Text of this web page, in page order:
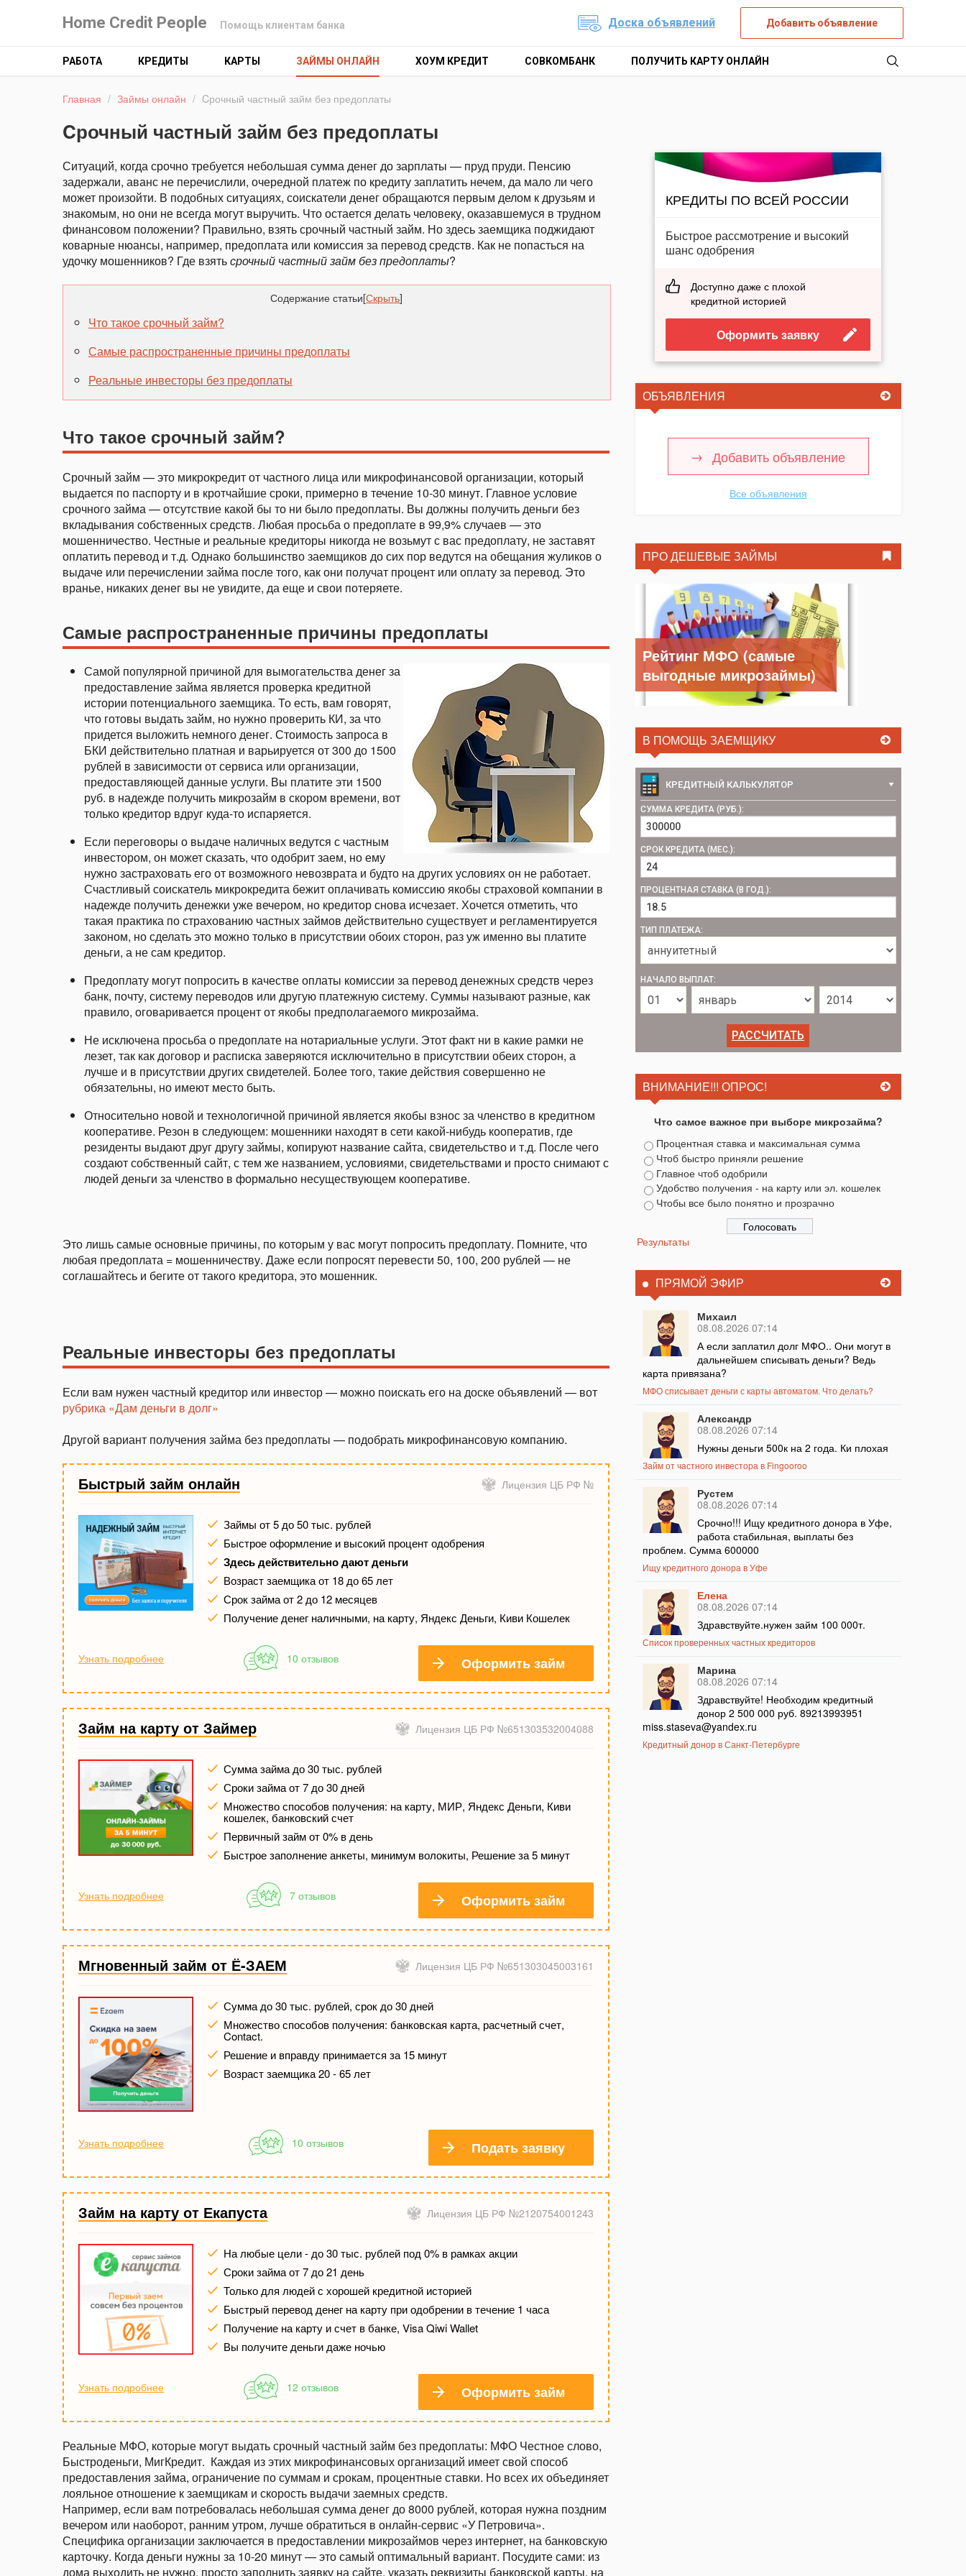
Home Credit People Помощь клиентам банка Доска объявлений Добавить объявление
РАБОТА КРЕДИТЫ КАРТЫ ЗАЙМЫ ОНЛАЙН ХОУМ КРЕДИТ СОВКОМБАНК ПОЛУЧИТЬ КАРТУ ОНЛАЙН
Главная / Займы онлайн / Cрочный частный займ без предоплаты
Cрочный частный займ без предоплаты
Ситуаций, когда срочно требуется небольшая сумма денег до зарплаты — пруд пруди. Пенсию
задержали, аванс не перечислили, очередной платеж по кредиту заплатить нечем, да мало ли чего
может произойти. В подобных ситуациях, соискатели денег обращаются первым делом к друзьям и
знакомым, но они не всегда могут выручить. Что остается делать человеку, оказавшемуся в трудном
финансовом положении? Правильно, взять срочный частный займ. Но здесь заемщика поджидают
коварные нюансы, например, предоплата или комиссия за перевод средств. Как не попасться на
удочку мошенников? Где взятьсрочный частный займ без предоплаты?
Содержание статьи[Скрыть]
Что такое срочный займ?
Самые распространенные причины предоплаты
Реальные инвесторы без предоплаты
Что такое срочный займ?
Срочный займ — это микрокредит от частного лица или микрофинансовой организации, который
выдается по паспорту и в кротчайшие сроки, примерно в течение 10-30 минут. Главное условие
срочного займа — отсутствие какой бы то ни было предоплаты. Вы должны получить деньги без
вкладывания собственных средств. Любая просьба о предоплате в 99,9% случаев — это
мошенничество. Честные и реальные кредиторы никогда не возьмут с вас предоплату, не заставят
оплатить перевод и т.д. Однако большинство заемщиков до сих пор ведутся на обещания жуликов о
выдаче или перечислении займа после того, как они получат процент или оплату за перевод. Это
вранье, никаких денег вы не увидите, да еще и свои потеряете.
Самые распространенные причины предоплаты
Самой популярной причиной для вымогательства денег за
предоставление займа является проверка кредитной
истории потенциального заемщика. То есть, вам говорят,
что готовы выдать займ, но нужно проверить КИ, за что
придется выложить немного денег. Стоимость запроса в
БКИ действительно платная и варьируется от 300 до 1500
рублей в зависимости от сервиса или организации,
предоставляющей данные услуги. Вы платите эти 1500
руб. в надежде получить микрозайм в скором времени, вот
только кредитор вдруг куда-то испаряется.
Если переговоры о выдаче наличных ведутся с частным
инвестором, он может сказать, что одобрит заем, но ему
нужно застраховать его от возможного невозврата и будто на других условиях он не работает.
Счастливый соискатель микрокредита бежит оплачивать комиссию якобы страховой компании в
надежде получить денежки уже вечером, но кредитор снова исчезает. Хочется отметить, что
такая практика по страхованию частных займов действительно существует и регламентируется
законом, но сделать это можно только в присутствии обоих сторон, раз уж именно вы платите
деньги, а не сам кредитор.
Предоплату могут попросить в качестве оплаты комиссии за перевод денежных средств через
банк, почту, систему переводов или другую платежную систему. Суммы называют разные, как
правило, оговаривается процент от якобы предполагаемого микрозайма.
Не исключена просьба о предоплате на нотариальные услуги. Этот факт ни в какие рамки не
лезет, так как договор и расписка заверяются исключительно в присутствии обеих сторон, а
лучше и в присутствии других свидетелей. Более того, такие действия совершенно не
обязательны, но имеют место быть.
Относительно новой и технологичной причиной является якобы взнос за членство в кредитном
кооперативе. Резон в следующем: мошенники находят в сети какой-нибудь кооператив, где
резиденты выдают друг другу займы, копируют название сайта, свидетельство и т.д. После чего
создают собственный сайт, с тем же названием, условиями, свидетельствами и просто снимают с
людей деньги за членство в формально несуществующем кооперативе.
Это лишь самые основные причины, по которым у вас могут попросить предоплату. Помните, что
любая предоплата = мошенничеству. Даже если попросят перевести 50, 100, 200 рублей — не
соглашайтесь и бегите от такого кредитора, это мошенник.
Реальные инвесторы без предоплаты
Если вам нужен частный кредитор или инвестор — можно поискать его на доске объявлений — вот
рубрика «Дам деньги в долг»
Другой вариант получения займа без предоплаты — подобрать микрофинансовую компанию.
Быстрый займ онлайн Лицензия ЦБ РФ №
Займы от 5 до 50 тыс. рублей
Быстрое оформление и высокий процент одобрения
Здесь действительно дают деньги
Возраст заемщика от 18 до 65 лет
Срок займа от 2 до 12 месяцев
Получение денег наличными, на карту, Яндекс Деньги, Киви Кошелек
Узнать подробнее 10 отзывов Оформить займ
Займ на карту от Займер Лицензия ЦБ РФ №651303532004088
Сумма займа до 30 тыс. рублей
Сроки займа от 7 до 30 дней
Множество способов получения: на карту, МИР, Яндекс Деньги, Киви
кошелек, банковский счет
Первичный займ от 0% в день
Быстрое заполнение анкеты, минимум волокиты, Решение за 5 минут
Узнать подробнее 7 отзывов Оформить займ
Мгновенный займ от Ё-ЗАЕМ Лицензия ЦБ РФ №651303045003161
Сумма до 30 тыс. рублей, срок до 30 дней
Множество способов получения: банковская карта, расчетный счет,
Contact.
Решение и вправду принимается за 15 минут
Возраст заемщика 20 - 65 лет
Узнать подробнее 10 отзывов Подать заявку
Займ на карту от Екапуста Лицензия ЦБ РФ №2120754001243
На любые цели - до 30 тыс. рублей под 0% в рамках акции
Сроки займа от 7 до 21 день
Только для людей с хорошей кредитной историей
Быстрый перевод денег на карту при одобрении в течение 1 часа
Получение на карту и счет в банке, Visa Qiwi Wallet
Вы получите деньги даже ночью
Узнать подробнее 12 отзывов Оформить займ
Реальные МФО, которые могут выдать срочный частный займ без предоплаты: МФО Честное слово,
Быстроденьги, МигКредит. Каждая из этих микрофинансовых организаций имеет свой способ
предоставления займа, ограничение по суммам и срокам, процентные ставки. Но всех их объединяет
лояльное отношение к заемщикам и скорость выдачи заемных средств.
Например, если вам потребовалась небольшая сумма денег до 8000 рублей, которая нужна поздним
вечером или наоборот, ранним утром, лучше обратиться в онлайн-сервис «У Петровича».
Специфика организации заключается в предоставлении микрозаймов через интернет, на банковскую
карточку. Когда деньги нужны за 10-20 минут — это самый оптимальный вариант. Посудите сами: из
дома выходить не нужно, просто заполнить заявку на сайте, указать реквизиты банковской карты, на
КРЕДИТЫ ПО ВСЕЙ РОССИИ
Быстрое рассмотрение и высокий
шанс одобрения
Доступно даже с плохой
кредитной историей
Оформить заявку
ОБЪЯВЛЕНИЯ
Добавить объявление
Все объявления
ПРО ДЕШЕВЫЕ ЗАЙМЫ
Рейтинг МФО (самые
выгодные микрозаймы)
В ПОМОЩЬ ЗАЕМЩИКУ
КРЕДИТНЫЙ КАЛЬКУЛЯТОР
СУММА КРЕДИТА (РУБ.):
СРОК КРЕДИТА (МЕС.):
ПРОЦЕНТНАЯ СТАВКА (В ГОД.):
ТИП ПЛАТЕЖА:
НАЧАЛО ВЫПЛАТ:
ВНИМАНИЕ!!! ОПРОС!
Что самое важное при выборе микрозайма?
Процентная ставка и максимальная сумма
Чтоб быстро приняли решение
Главное чтоб одобрили
Удобство получения - на карту или эл. кошелек
Чтобы все было понятно и прозрачно
Результаты
ПРЯМОЙ ЭФИР
Михаил
08.08.2026 07:14
А если заплатил долг МФО.. Они могут в
дальнейшем списывать деньги? Ведь
карта привязана?
МФО списывает деньги с карты автоматом. Что делать?
Александр
08.08.2026 07:14
Нужны деньги 500к на 2 года. Ки плохая
Займ от частного инвестора в Fingooroo
Рустем
08.08.2026 07:14
Срочно!!! Ищу кредитного донора в Уфе,
работа стабильная, выплаты без
проблем. Сумма 600000
Ищу кредитного донора в Уфе
Елена
08.08.2026 07:14
Здравствуйте.нужен займ 100 000т.
Список проверенных частных кредиторов
Марина
08.08.2026 07:14
Здравствуйте! Необходим кредитный
донор 2 500 000 руб. 89213993951
miss.staseva@yandex.ru
Кредитный донор в Санкт-Петербурге